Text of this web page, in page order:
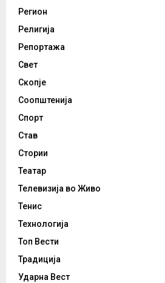
Регион
Религија
Репортажа
Свет
Скопје
Соопштенија
Спорт
Став
Стории
Театар
Телевизија во Живо
Тенис
Технологија
Топ Вести
Традиција
Ударна Вест